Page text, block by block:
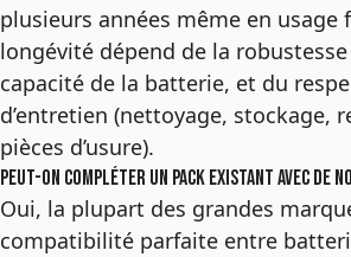
plusieurs années même en usage
longévité dépend de la
capacité de la batterie, et du
d’entretien (nettoyage, stockage,
pièces d’usure).
Peut-on compléter un pack existant avec de
Oui, la plupart des grandes
compatibilité parfaite entre